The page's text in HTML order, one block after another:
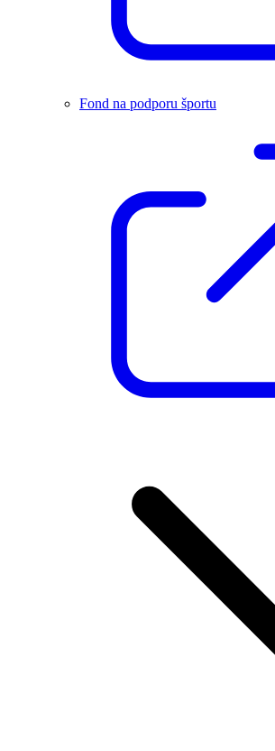
Fond na podporu športu